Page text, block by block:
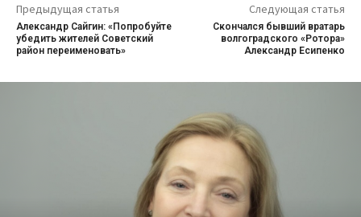
Предыдущая статья
Александр Сайгин: «Попробуйте
убедить жителей Советский
район переименовать»
Следующая статья
Скончался бывший вратарь
волгоградского «Ротора»
Александр Есипенко